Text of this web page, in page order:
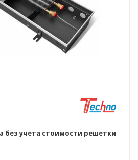
без учета стоимости решетки